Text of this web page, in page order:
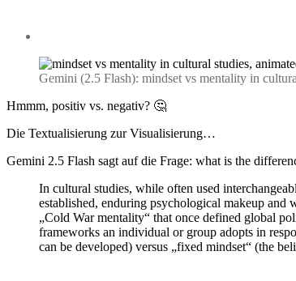
Gemini (2.5 Flash): mindset vs mentality in
Hmmm, positiv vs. negativ? 🤔
Die Textualisierung zur Visualisierung…
Gemini 2.5 Flash sagt auf die Frage: what is the
In cultural studies, while often used
established, enduring psychological makeup and
„Cold War mentality“ that once defined global
frameworks an individual or group adopts in
can be developed) versus „fixed mindset“ (the